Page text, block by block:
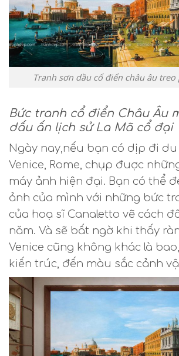
Tranh sơn dầu cổ điển châu âu
Bức tranh cổ điển Châu Âu
dấu ấn lịch sử La Mã cổ đại
Ngày nay,nếu bạn có dịp đi du
Venice, Rome, chụp đuợc
máy ảnh hiện đại. Bạn có thể
ảnh của mình với những bức
của hoạ sĩ Canaletto vẽ cách
năm. Và sẽ bất ngờ khi thấy
Venice cũng không khác là
kiến trúc, đến màu sắc cảnh